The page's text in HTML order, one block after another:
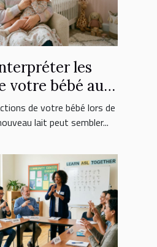
les
votre bébé au
?
de votre bébé lors de
lait peut sembler...